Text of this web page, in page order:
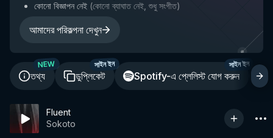
কোনো বিজ্ঞাপন নেই (কোনো ব্যাঘাত নেই, শুধু সংগীত)
আমাদের পরিকল্পনা দেখুন
তথ্য
NEW
ডুপ্লিকেট
সাইন ইন
Spotify-এ প্লেলিস্ট যোগ করুন
সাইন ইন
Fluent
Sokoto